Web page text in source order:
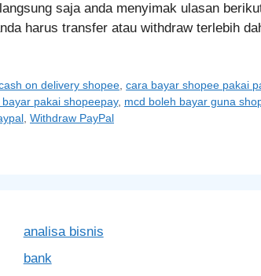
saja anda menyimak ulasan
harus transfer atau withdraw terlebih
on delivery shopee ,cara bayar shopee pakai
bayar pakai shopeepay, mcd boleh bayar guna
Withdraw PayPal
analisa bisnis
bank